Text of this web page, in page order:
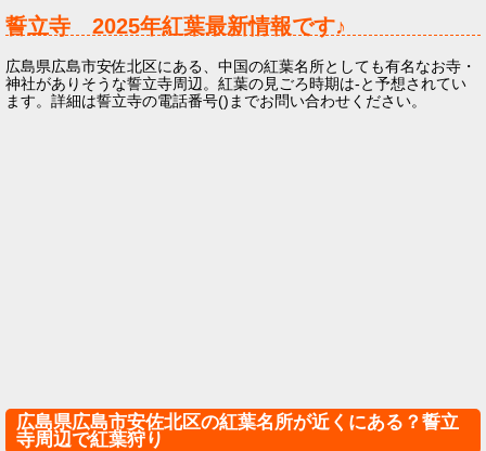
誓立寺 2025年紅葉最新情報です♪
広島県広島市安佐北区にある、中国の紅葉名所としても有名なお寺・
神社がありそうな誓立寺周辺。紅葉の見ごろ時期は-と予想されてい
ます。詳細は誓立寺の電話番号()までお問い合わせください。
広島県広島市安佐北区の紅葉名所が近くにある？誓立
寺周辺で紅葉狩り